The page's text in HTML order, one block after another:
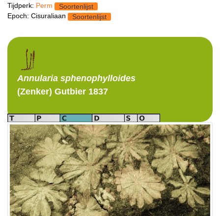
Tijdperk: Perm
Soortenlijst
Epoch: Cisuraliaan
Soortenlijst
Annularia sphenophylloides
(Zenker) Gutbier 1837